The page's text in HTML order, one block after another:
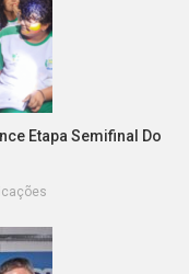
Etapa Semifinal Do